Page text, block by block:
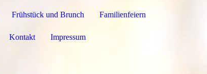
Frühstück und Brunch Familienfeiern
Kontakt Impressum